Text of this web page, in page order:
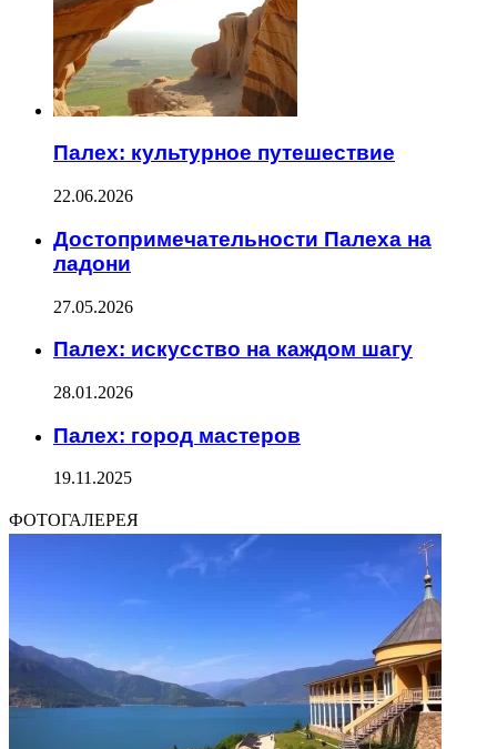
Палех: культурное путешествие
22.06.2026
Достопримечательности Палеха на
ладони
27.05.2026
Палех: искусство на каждом шагу
28.01.2026
Палех: город мастеров
19.11.2025
ФОТОГАЛЕРЕЯ